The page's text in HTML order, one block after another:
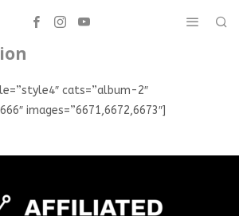
cats=”album-2″
images=”6671,6672,6673″]